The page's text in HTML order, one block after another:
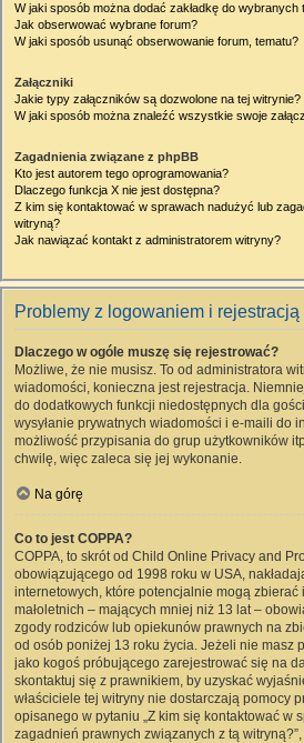
W jaki sposób można dodać zakładkę do
Jak obserwować wybrane forum?
W jaki sposób usunąć obserwowanie forum, tematu?
Załączniki
Jakie typy załączników są dozwolone na tej witrynie?
W jaki sposób można znaleźć wszystkie swoje
Zagadnienia związane z phpBB
Kto jest autorem tego oprogramowania?
Dlaczego funkcja X nie jest dostępna?
Z kim się kontaktować w sprawach nadużyć lub
witryną?
Jak nawiązać kontakt z administratorem witryny?
Problemy z logowaniem i rejestracją
Dlaczego w ogóle muszę się rejestrować?
Możliwe, że nie musisz. To od administratora
wiadomości, konieczna jest rejestracja.
do dodatkowych funkcji niedostępnych dla
wysyłanie prywatnych wiadomości i e-maili do
możliwość przypisania do grup użytkowników
chwilę, więc zaleca się jej wykonanie.
Na górę
Co to jest COPPA?
COPPA, to skrót od Child Online Privacy and
obowiązującego od 1998 roku w USA,
internetowych, które potencjalnie mogą zbierać
małoletnich – mających mniej niż 13 lat –
zgody rodziców lub opiekunów prawnych na
od osób poniżej 13 roku życia. Jeżeli nie masz
jako kogoś próbującego zarejestrować się na
skontaktuj się z prawnikiem, by uzyskać
właściciele tej witryny nie dostarczają pomocy
opisanego w pytaniu „Z kim się kontaktować w
zagadnień prawnych związanych z tą